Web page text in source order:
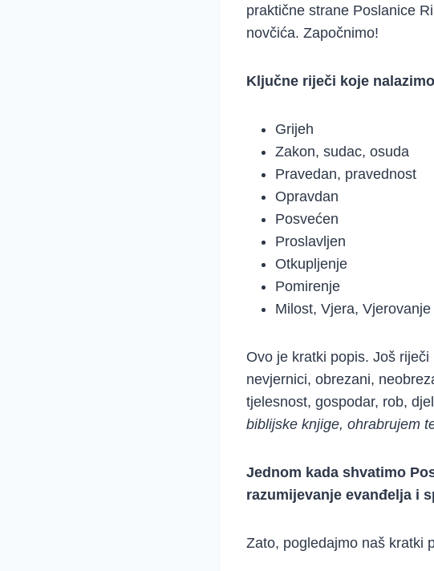
praktične strane Poslanice
novčića. Započnimo!
Ključne riječi koje
Grijeh
Zakon, sudac, osuda
Pravedan, pravednost
Opravdan
Posvećen
Proslavljen
Otkupljenje
Pomirenje
Milost, Vjera, Vjerovanje
Ovo je kratki popis. Još
nevjernici, obrezani,
tjelesnost, gospodar, rob,
biblijske knjige, ohrabrujem
Jednom kada shvatimo
razumijevanje evanđelja i
Zato, pogledajmo naš kratki